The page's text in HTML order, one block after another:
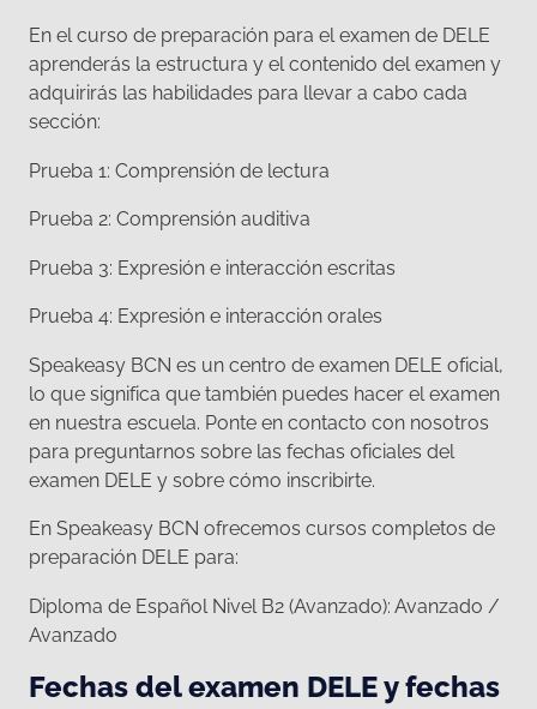
En el curso de preparación para el examen de DELE
aprenderás la estructura y el contenido del examen y
adquirirás las habilidades para llevar a cabo cada
sección:
Prueba 1: Comprensión de lectura
Prueba 2: Comprensión auditiva
Prueba 3: Expresión e interacción escritas
Prueba 4: Expresión e interacción orales
Speakeasy BCN es un centro de examen DELE oficial,
lo que significa que también puedes hacer el examen
en nuestra escuela. Ponte en contacto con nosotros
para preguntarnos sobre las fechas oficiales del
examen DELE y sobre cómo inscribirte.
En Speakeasy BCN ofrecemos cursos completos de
preparación DELE para:
Diploma de Español Nivel B2 (Avanzado): Avanzado /
Avanzado
Fechas del examen DELE y fechas